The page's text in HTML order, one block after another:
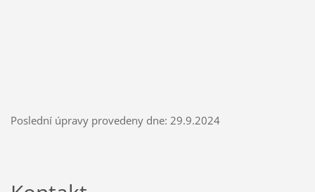
Poslední úpravy provedeny dne: 29.9.2024